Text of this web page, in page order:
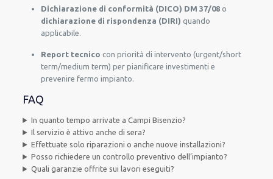
Dichiarazione di conformità (DICO) DM 37/08 o
dichiarazione di rispondenza (DIRI) quando
applicabile.
Report tecnico con priorità di intervento (urgent/short
term/medium term) per pianificare investimenti e
prevenire fermo impianto.
FAQ
In quanto tempo arrivate a Campi Bisenzio?
Il servizio è attivo anche di sera?
Effettuate solo riparazioni o anche nuove installazioni?
Posso richiedere un controllo preventivo dell’impianto?
Quali garanzie offrite sui lavori eseguiti?